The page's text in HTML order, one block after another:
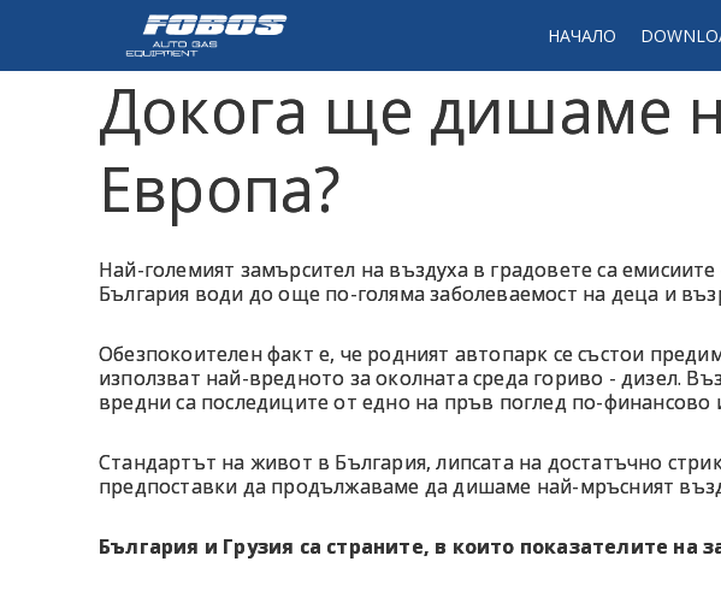
НАЧАЛО
Докога ще дишаме
Европа?
Най-големият замърсител на въздуха в градовете са
България води до още по-голяма заболеваемост на деца и
Обезпокоителен факт е, че родният автопарк се състои
използват най-вредното за околната среда гориво - дизел.
вредни са последиците от едно на пръв поглед по-финансово
Стандартът на живот в България, липсата на достатъчно
предпоставки да продължаваме да дишаме най-мръсният
България и Грузия са страните, в които показателите на